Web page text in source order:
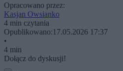
Opracowano przez:
Kasjan Owsianko
4 min czytania
Opublikowano:17.05.2026 17:37
•
4 min
Dołącz do dyskusji!